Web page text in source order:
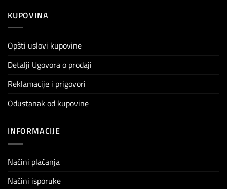
KUPOVINA
Opšti uslovi kupovine
Detalji Ugovora o prodaji
Reklamacije i prigovori
Odustanak od kupovine
INFORMACIJE
Načini plaćanja
Načini isporuke